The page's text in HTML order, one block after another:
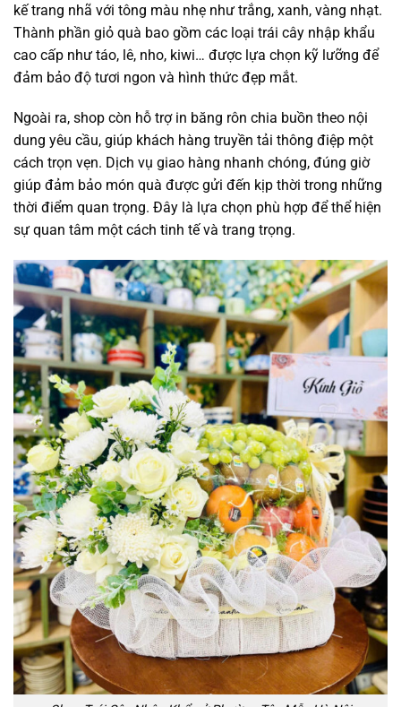
kế trang nhã với tông màu nhẹ như trắng, xanh, vàng nhạt.
Thành phần giỏ quà bao gồm các loại trái cây nhập khẩu
cao cấp như táo, lê, nho, kiwi… được lựa chọn kỹ lưỡng để
đảm bảo độ tươi ngon và hình thức đẹp mắt.
Ngoài ra, shop còn hỗ trợ in băng rôn chia buồn theo nội
dung yêu cầu, giúp khách hàng truyền tải thông điệp một
cách trọn vẹn. Dịch vụ giao hàng nhanh chóng, đúng giờ
giúp đảm bảo món quà được gửi đến kịp thời trong những
thời điểm quan trọng. Đây là lựa chọn phù hợp để thể hiện
sự quan tâm một cách tinh tế và trang trọng.